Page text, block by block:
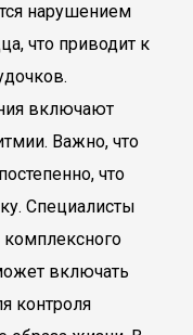
нарушением
что приводит к
включают
Важно, что
что
Специалисты
включать
контроля